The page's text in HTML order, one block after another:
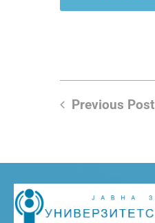
Previous Post